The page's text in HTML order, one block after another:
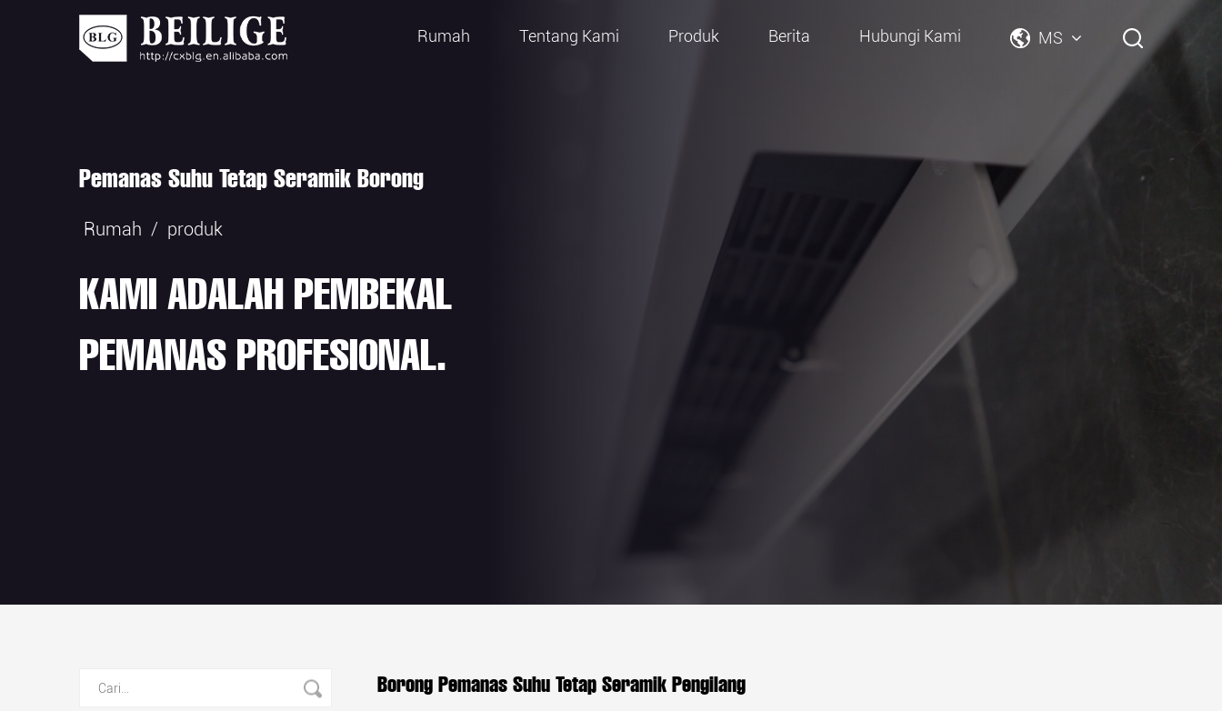
Rumah Tentang Kami Produk Berita Hubungi Kami MS
Pemanas Suhu Tetap Seramik Borong
Rumah / produk
KAMI ADALAH PEMBEKAL
PEMANAS PROFESIONAL.
Borong Pemanas Suhu Tetap Seramik Pengilang